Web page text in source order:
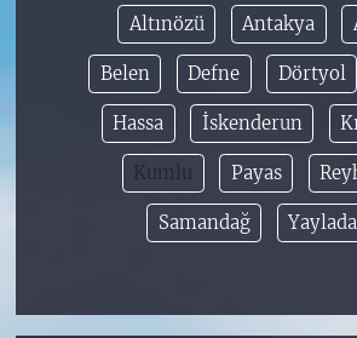
Altınözü Antakya
Belen Defne Dörtyol
Hassa İskenderun
Kumlu Payas
Samandağ